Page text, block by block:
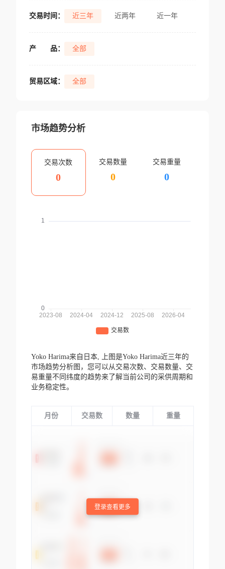
交易时间： 近三年 近两年 近一年
产 品： 全部
贸易区域： 全部
市场趋势分析
交易次数
0
交易数量
0
交易重量
0
Yoko Harima来自日本,
上图是Yoko Harima近三年的
市场趋势分析图，您可以从交易次数、交易数量、交
易重量不同纬度的趋势来了解当前公司的采供周期和
业务稳定性。
月份 交易数 数量 重量
登录查看更多